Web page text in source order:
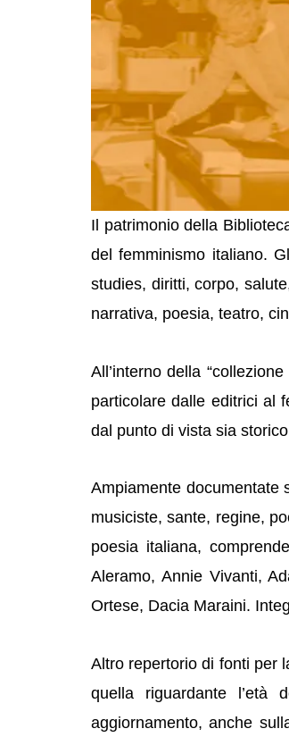
Il patrimonio della
del femminismo italiano.
studies, diritti, corpo,
narrativa, poesia, teatro,
All’interno della
particolare dalle editrici al
dal punto di vista sia
Ampiamente documentate
musiciste, sante, regine,
poesia italiana,
Aleramo, Annie Vivanti,
Ortese, Dacia Maraini.
Altro repertorio di fonti per
quella riguardante l’età
aggiornamento, anche